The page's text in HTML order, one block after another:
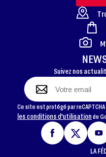
Suivez nos
Ce site est protégé par
les conditions d'utilisationde
LA